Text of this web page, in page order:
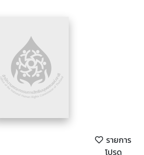
รายการ
โปรด